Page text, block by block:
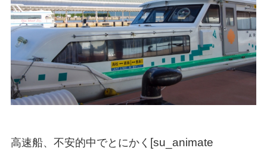
高速船、不安的中でとにかく [su_animate